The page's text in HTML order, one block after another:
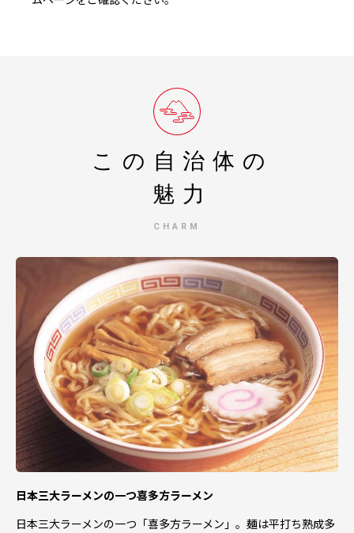
この自治体の
魅力
CHARM
日本三大ラーメンの一つ喜多方ラーメン
日本三大ラーメンの一つ「喜多方ラーメン」。麺は平打ち熟成多